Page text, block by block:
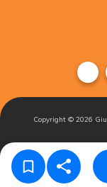
Copyright © 2026
Condizioni di
vendita